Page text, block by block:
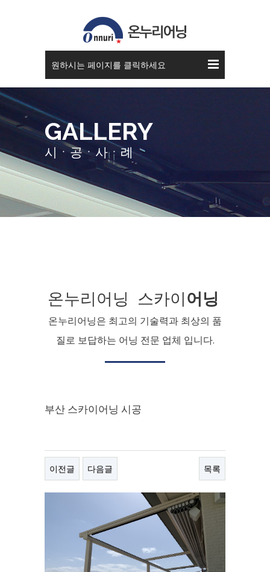
원하시는 페이지를 클릭하세요
GALLERY
시ㆍ공ㆍ사ㆍ례
온누리어닝 스카이어닝
온누리어닝은 최고의 기술력과 최상의 품
질로 보답하는 어닝 전문 업체 입니다.
부산 스카이어닝 시공
이전글 다음글 목록